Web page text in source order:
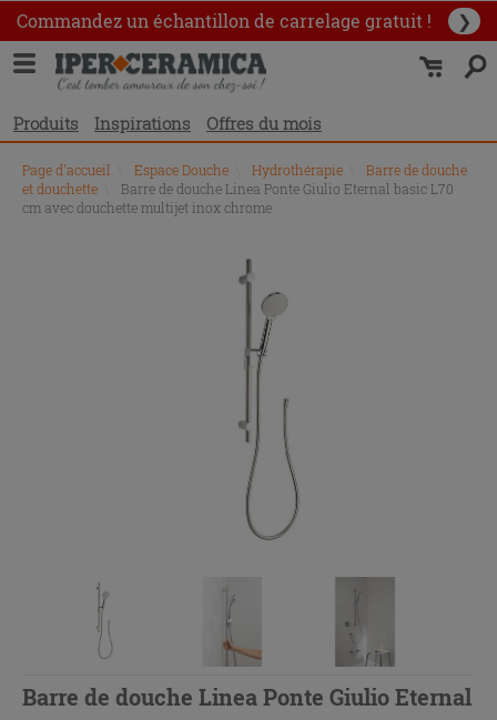
Commandez un échantillon de carrelage gratuit ! ❯
Produits Inspirations Offres du mois
Page d'accueil Espace Douche Hydrothérapie
Barre de douche
et douchette
Barre de douche Linea Ponte Giulio Eternal basic L70
cm avec douchette multijet inox chrome
Barre de douche Linea Ponte Giulio Eternal